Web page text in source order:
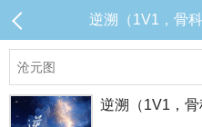
逆溯（1V1，骨
逆溯（1V1，骨